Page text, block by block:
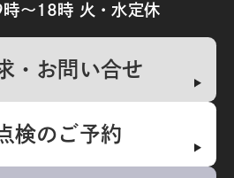
時～18時 火・水定休
・お問い合せ
検のご予約